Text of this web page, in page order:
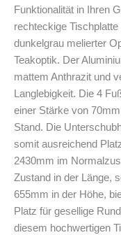
Funktionalität in Ihren
rechteckige
dunkelgrau melierter
Teakoptik. Der
mattem Anthrazit und
Langlebigkeit. Die 4
einer Stärke von
Stand. Die
somit ausreichend
2430mm im
Zustand in der Länge,
655mm in der Höhe,
Platz für gesellige
diesem hochwertigen